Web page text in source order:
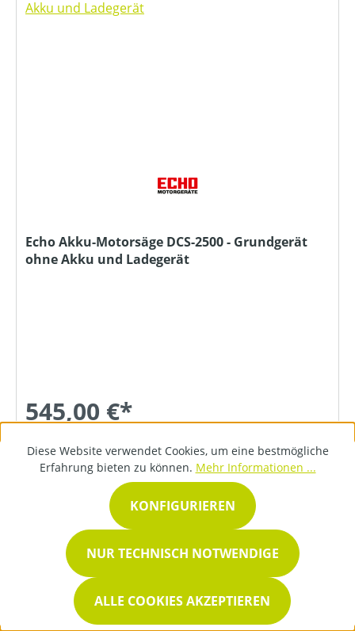
Echo Akku-Motorsäge DCS-2500 - Grundgerät
ohne Akku und Ladegerät
545,00 €*
DETAILS
Diese Website verwendet Cookies, um eine bestmögliche
Erfahrung bieten zu können. Mehr Informationen ...
NUR TECHNISCH NOTWENDIGE
KONFIGURIEREN
ALLE COOKIES AKZEPTIEREN